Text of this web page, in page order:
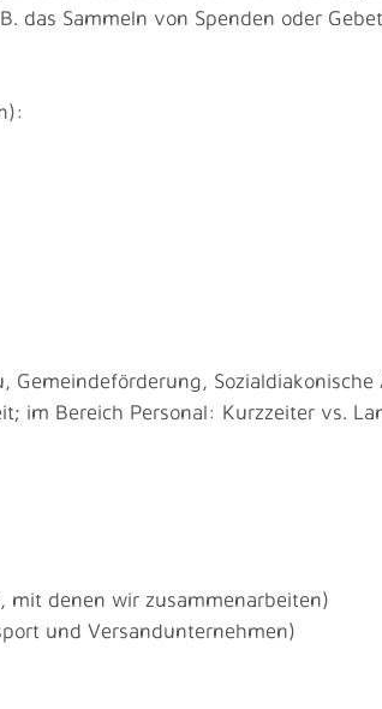
das Sammeln von Spenden oder
im Bereich Personal: Kurzzeiter vs.
mit denen wir zusammenarbeiten)
und Versandunternehmen)